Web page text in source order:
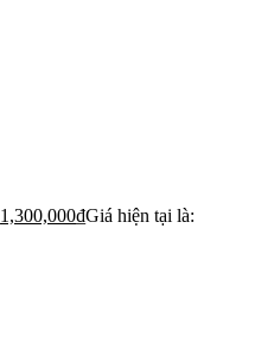
1,300,000₫Giá hiện tại là: